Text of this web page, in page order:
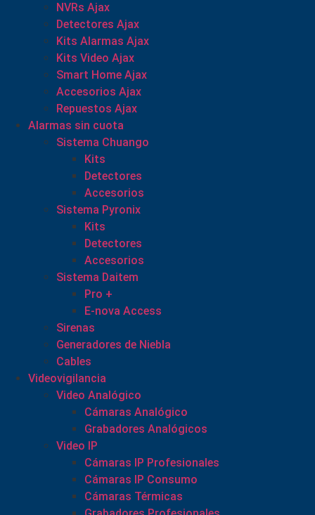
NVRs Ajax
Detectores Ajax
Kits Alarmas Ajax
Kits Video Ajax
Smart Home Ajax
Accesorios Ajax
Repuestos Ajax
Alarmas sin cuota
Sistema Chuango
Kits
Detectores
Accesorios
Sistema Pyronix
Kits
Detectores
Accesorios
Sistema Daitem
Pro +
E-nova Access
Sirenas
Generadores de Niebla
Cables
Videovigilancia
Video Analógico
Cámaras Analógico
Grabadores Analógicos
Video IP
Cámaras IP Profesionales
Cámaras IP Consumo
Cámaras Térmicas